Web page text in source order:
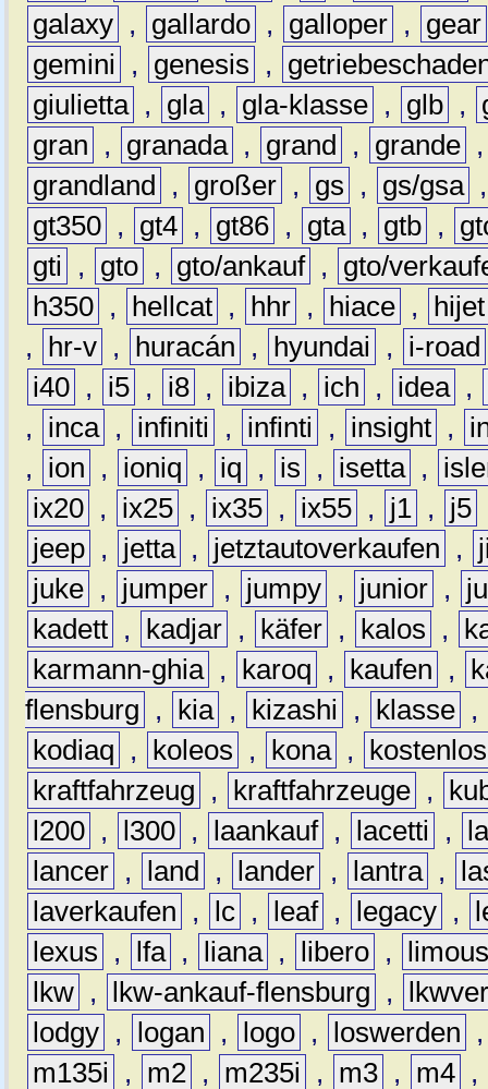
galaxy , gallardo , galloper ,
gear
gemini
, genesis ,
giulietta , gla , gla-klasse , glb ,
gran
, granada , grand , grande
grandland
, großer , gs , gs/gsa
gt350 , gt4 , gt86 , gta , gtb ,
gti
, gto , gto/ankauf ,
gto/
h350 , hellcat , hhr , hiace ,
hijet
,
hr-v , huracán , hyundai ,
i-road
i40 , i5 , i8 , ibiza , ich , idea ,
,
inca , infiniti , infinti , insight ,
,
ion , ioniq , iq , is , isetta ,
ix20 , ix25 , ix35 , ix55 , j1 , j5
jeep , jetta , jetztautoverkaufen ,
juke , jumper , jumpy , junior ,
kadett , kadjar , käfer , kalos ,
karmann-ghia , karoq , kaufen ,
flensburg
, kia , kizashi , klasse ,
kodiaq
, koleos , kona ,
kostenlos
kraftfahrzeug
, kraftfahrzeuge ,
l200 , l300 , laankauf , lacetti ,
lancer , land , lander , lantra ,
laverkaufen
, lc , leaf , legacy ,
lexus
, lfa , liana , libero ,
lkw , lkw-ankauf-flensburg ,
lodgy , logan , logo , loswerden
m135i
, m2 , m235i , m3 , m4 ,